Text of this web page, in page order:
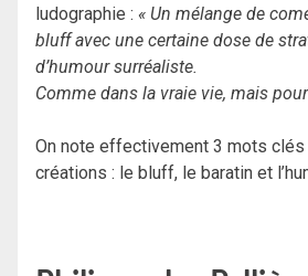
ludographie : « Un mélange de
bluff avec une certaine dose de
d’humour surréaliste.
Comme dans la vraie vie, mais
On note effectivement 3 mots
créations : le bluff, le baratin et